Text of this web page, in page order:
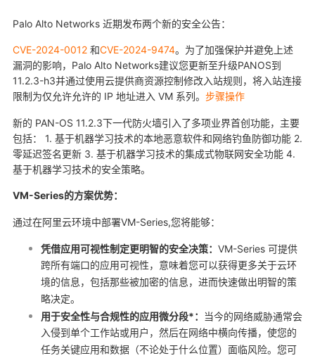
重大风险。 PaloAlto Networks VM-Series 下一代防火墙，采用
能，同时根据阿里云环境进行深度适配和优化，通过采用App-
ID、User-ID 和 Content-ID三种独特的识别技术，针对应用程
序、用户和内容实现前所未有的可视化和控制能力，并可通过自助
化功能和集成管理，将安全性嵌入到应用开发流程中，确保安全策
Palo Alto Networks 近期发布两个新的安全公告：
CVE-2024-0012和CVE-2024-9474。为了加强保护并避免上述
漏洞的影响，Palo Alto Networks建议您更新至升级PANOS到
11.2.3-h3并通过使用云提供商资源控制修改入站规则，将入站连接
限制为仅允许允许的 IP 地址进入 VM 系列。 步骤操作
新的 PAN-OS 11.2.3下一代防火墙引入了多项业界首创功能，主要
包括： 1. 基于机器学习技术的本地恶意软件和网络钓鱼防御功能 2.
零延迟签名更新 3. 基于机器学习技术的集成式物联网安全功能 4.
基于机器学习技术的安全策略。
VM-Series的方案优势：
通过在阿里云环境中部署VM-Series,您将能够：
凭借应用可视性制定更明智的安全决策： VM-Series 可提供
跨所有端口的应用可视性，意味着您可以获得更多关于云环
境的信息，包括那些被加密的信息，进而快速做出明智的策
略决定。
用于安全性与合规性的应用微分段*： 当今的网络威胁通常会
入侵到单个工作站或用户，然后在网络中横向传播，使您的
任务关键应用和数据（不论处于什么位置）面临风险。您可